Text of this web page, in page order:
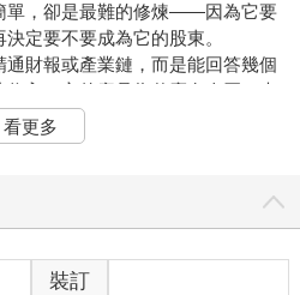
單，卻是最難的修煉——因為它要
定要不要成為它的股東。
財報或產業鏈，而是能回答幾個
入？它的產品為什麼有人買？未
勢嗎？
解力」的投資觀。我們不追熱門
司時，你買的就不只是股票，而
一塊蛋糕標價 300 元，心中直覺
看更多
裝訂